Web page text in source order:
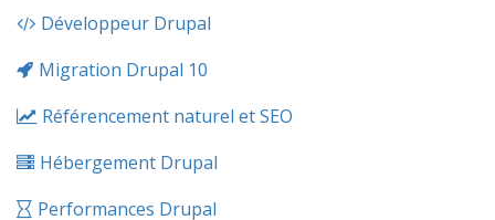
Développeur Drupal
Migration Drupal 10
Référencement naturel et SEO
Hébergement Drupal
Performances Drupal